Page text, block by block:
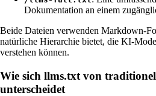
Dokumentation an einem
Beide Dateien verwenden Markdown-
natürliche Hierarchie bietet, die KI-
verstehen können.
Wie sich llms.txt von
unterscheidet